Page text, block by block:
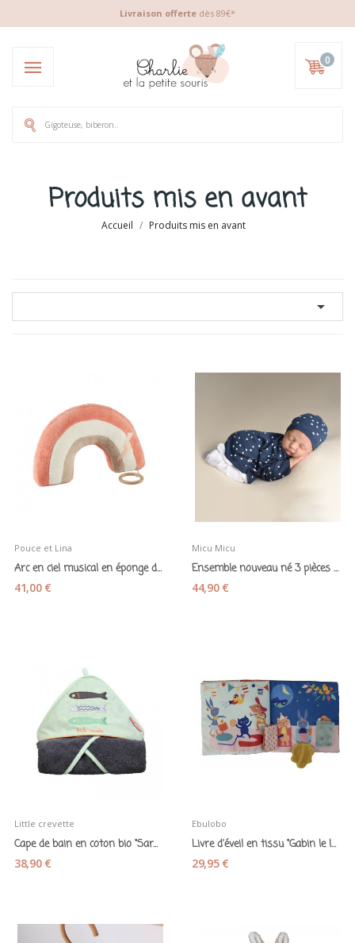
Livraison offerte dès 89€*
0
Produits mis en avant
Accueil Produits mis en avant

Pouce et Lina
Arc en ciel musical en éponge de bambou corail...
41,00 €
Micu Micu
Ensemble nouveau né 3 pièces en coton bio bleu...
44,90 €
Little crevette
Cape de bain en coton bio "Sardines" bleu orage...
38,90 €
Ebulobo
Livre d'éveil en tissu "Gabin le lapin - Ebulobo
29,95 €